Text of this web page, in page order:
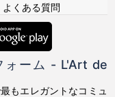
よくある質問
ォーム - L'Art de
もエレガントなコミュ